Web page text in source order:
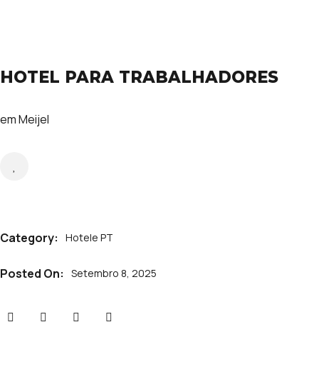
HOTEL PARA TRABALHADORES
em Meijel
Category: Hotele PT
Posted On: Setembro 8, 2025